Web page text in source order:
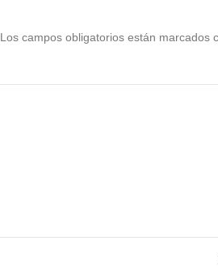
Los campos obligatorios están marcados